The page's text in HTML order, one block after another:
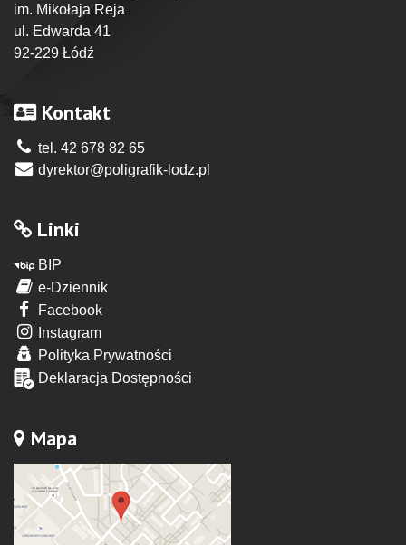
im. Mikołaja Reja
ul. Edwarda 41
92-229 Łódź
Kontakt
tel. 42 678 82 65
dyrektor@poligrafik-lodz.pl
Linki
BIP
e-Dziennik
Facebook
Instagram
Polityka Prywatności
Deklaracja Dostępności
Mapa